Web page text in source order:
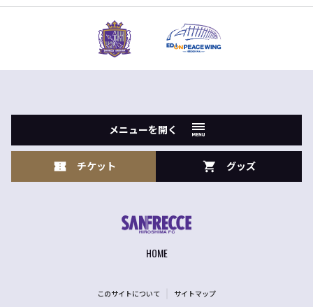
メニューを開く
チケット グッズ
HOME
このサイトについて サイトマップ